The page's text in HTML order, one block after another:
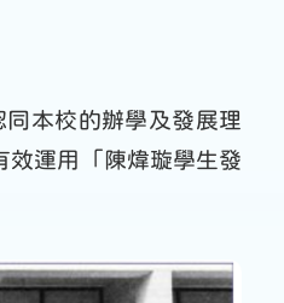
本校的辦學及發展理
效運用「陳煒璇學生發